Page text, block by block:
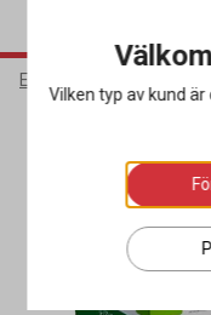
Elektronik
Vilken typ av kund